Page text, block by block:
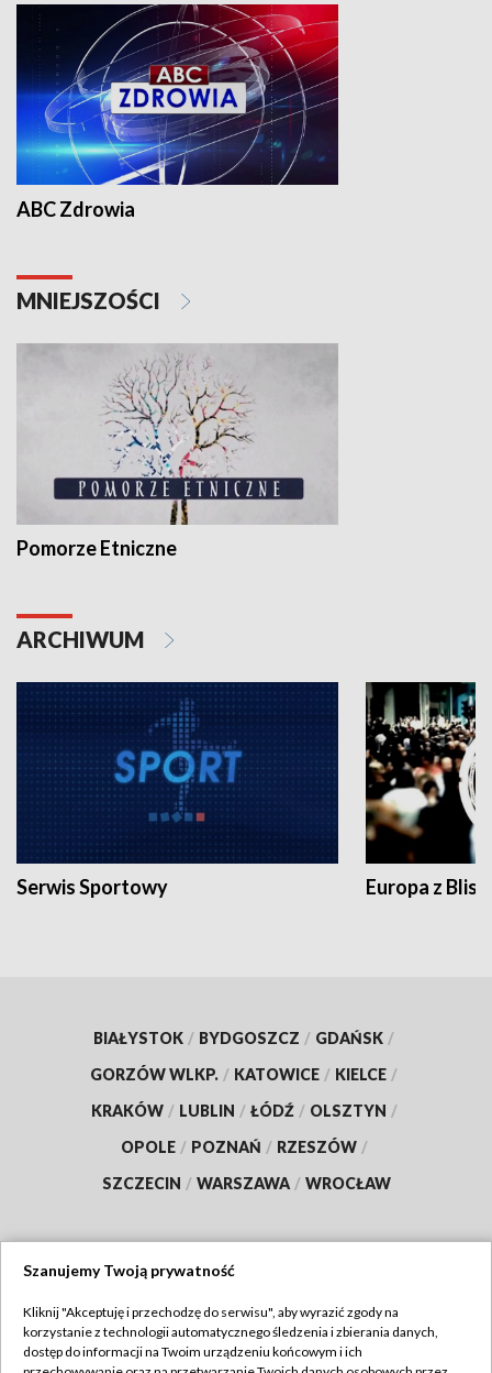
ABC Zdrowia
MNIEJSZOŚCI
Pomorze Etniczne
ARCHIWUM
Serwis Sportowy Europa z
BIAŁYSTOK / BYDGOSZCZ / GDAŃSK /
GORZÓW WLKP. / KATOWICE / KIELCE /
KRAKÓW / LUBLIN / ŁÓDŹ / OLSZTYN /
OPOLE / POZNAŃ / RZESZÓW /
SZCZECIN / WARSZAWA / WROCŁAW
TVP
Szanujemy Twoją prywatność
Kliknij "Akceptuję i przechodzę do serwisu", aby wyrazić zgody na
korzystanie z technologii automatycznego śledzenia i zbierania danych,
dostęp do informacji na Twoim urządzeniu końcowym i ich